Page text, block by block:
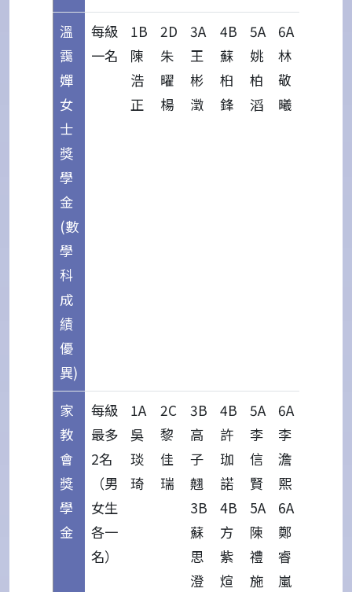
溫
靄
嬋
女
士
獎
學
金
(數
學
科
成
績
優
異)
每級
一名
1B
陳
浩
正
2D
朱
曜
楊
3A
王
彬
澂
4B
蘇
桕
鋒
5A
姚
柏
滔
6A
林
敬
曦
家
教
會
獎
學
金
每級
最多
2名
（男
女生
各一
名）
1A
吳
琰
琦
2C
黎
佳
瑞
3B
高
子
翹
3B
蘇
思
澄
4B
許
珈
諾
4B
方
紫
煊
5A
李
信
賢
5A
陳
禮
施
6A
李
澹
熙
6A
鄭
睿
嵐